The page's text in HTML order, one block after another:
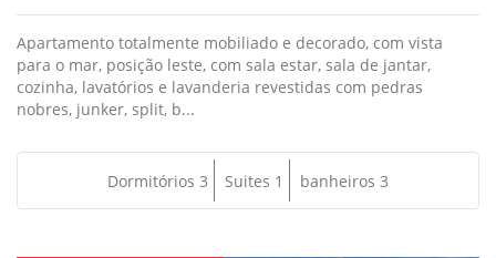
Apartamento totalmente mobiliado e decorado, com vista
para o mar, posição leste, com sala estar, sala de jantar,
cozinha, lavatórios e lavanderia revestidas com pedras
nobres, junker, split, b...
Dormitórios 3 Suites 1 banheiros 3